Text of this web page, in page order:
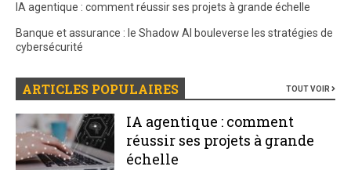
IA agentique : comment réussir ses projets à grande échelle
Banque et assurance : le Shadow AI bouleverse les stratégies de
cybersécurité
ARTICLES POPULAIRES TOUT VOIR
IA agentique : comment
réussir ses projets à grande
échelle